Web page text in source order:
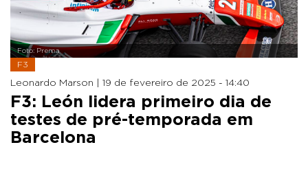
Foto: Prema
F3
Leonardo Marson | 19 de fevereiro de 2025 - 14:40
F3: León lidera primeiro dia de
testes de pré-temporada em
Barcelona